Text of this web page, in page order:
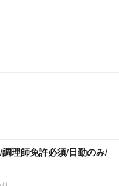
調理師免許必須/日勤のみ/